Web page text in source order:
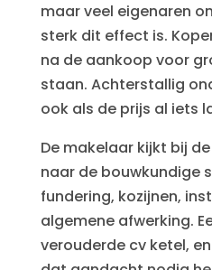
maar veel eigenaren
sterk dit effect is.
na de aankoop voor
staan. Achterstallig
ook als de prijs al iets
De makelaar kijkt bij de
naar de bouwkundige
fundering, kozijnen,
algemene afwerking.
verouderde cv ketel,